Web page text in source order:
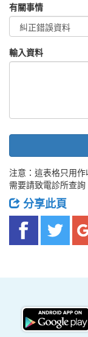
有關事情
輸入資料
注意：這表格只用
需要請致電診所查詢
分享此頁